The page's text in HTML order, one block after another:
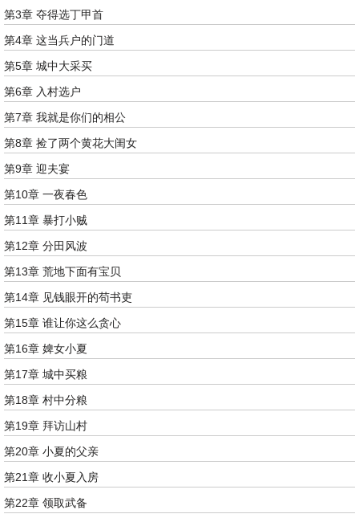
第3章 夺得选丁甲首
第4章 这当兵户的门道
第5章 城中大采买
第6章 入村选户
第7章 我就是你们的相公
第8章 捡了两个黄花大闺女
第9章 迎夫宴
第10章 一夜春色
第11章 暴打小贼
第12章 分田风波
第13章 荒地下面有宝贝
第14章 见钱眼开的苟书吏
第15章 谁让你这么贪心
第16章 婢女小夏
第17章 城中买粮
第18章 村中分粮
第19章 拜访山村
第20章 小夏的父亲
第21章 收小夏入房
第22章 领取武备